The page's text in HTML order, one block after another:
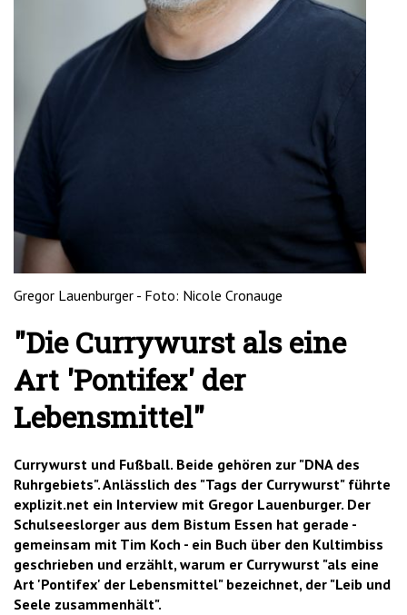
Gregor Lauenburger - Foto: Nicole Cronauge
"Die Currywurst als eine
Art 'Pontifex' der
Lebensmittel"
Currywurst und Fußball. Beide gehören zur "DNA des
Ruhrgebiets". Anlässlich des "Tags der Currywurst" führte
explizit.net ein Interview mit Gregor Lauenburger. Der
Schulseeslorger aus dem Bistum Essen hat gerade -
gemeinsam mit Tim Koch - ein Buch über den Kultimbiss
geschrieben und erzählt, warum er Currywurst "als eine
Art 'Pontifex' der Lebensmittel" bezeichnet, der "Leib und
Seele zusammenhält".